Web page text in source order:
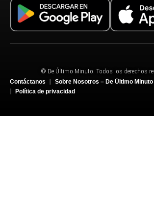
© De Último Minuto. Todos los derechos
Contáctanos
Sobre Nosotros – De Último Minuto
Política de privacidad